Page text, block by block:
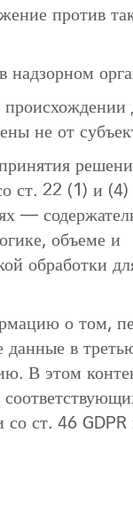
против
надзорном
не от
ст. 22 (1) и (4)
—
объеме и
обработки
о том,
в
В этом
со ст. 46 GDPR